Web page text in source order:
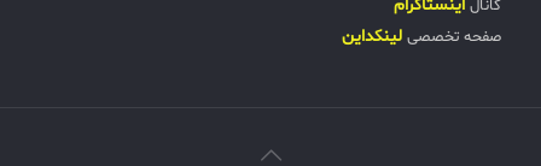
کانال اینستاگرام
صفحه تخصصی لینکداین